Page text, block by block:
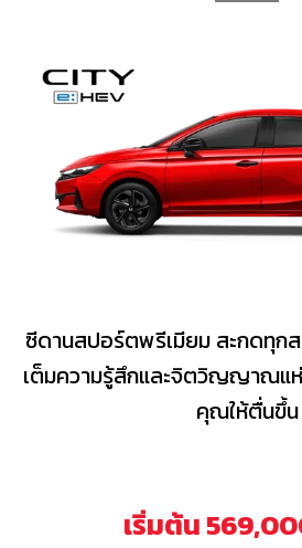
ซีดานสปอร์ตพรีเมียม สะกดทุก
เต็มความรู้สึกและจิตวิญญาณแ
คุณให้ตื่นขึ้น
เริ่มต้น